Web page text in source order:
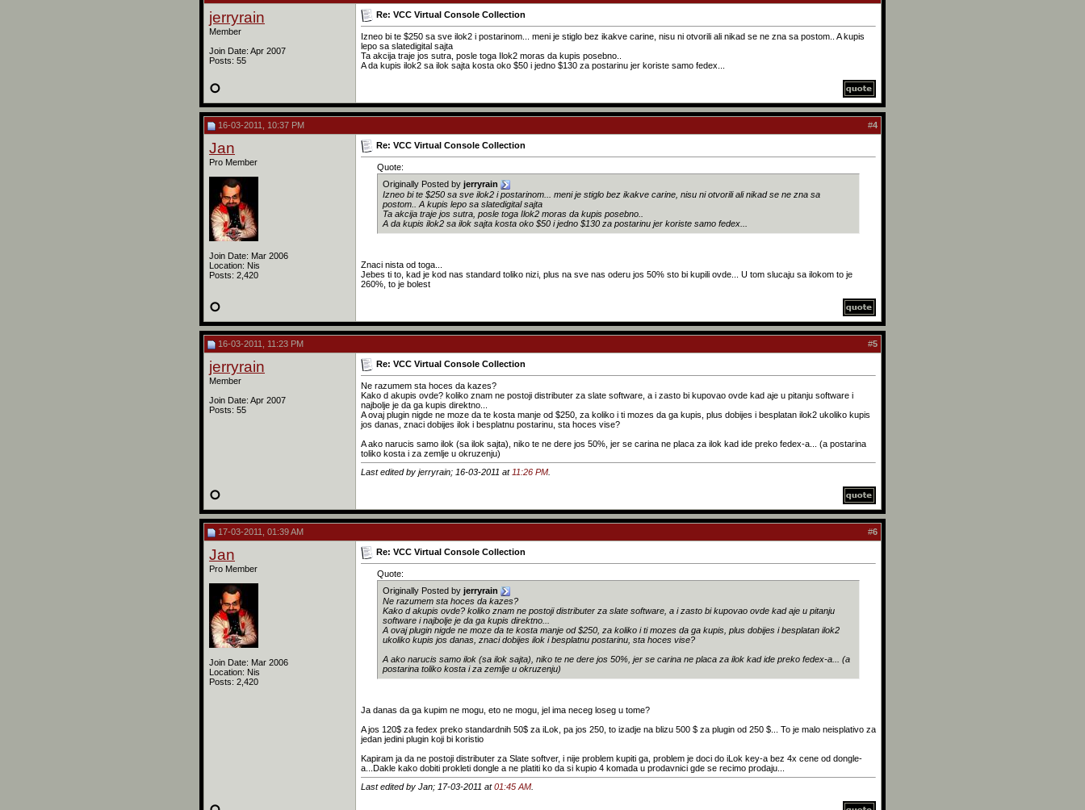
jerryrain
Member
Join Date: Apr 2007
Posts: 55
Re: VCC Virtual Console Collection
Izneo bi te $250 sa sve ilok2 i postarinom... meni je stiglo bez ikakve carine, nisu ni otvorili ali nikad se ne zna sa postom.. A kupis
lepo sa slatedigital sajta
Ta akcija traje jos sutra, posle toga Ilok2 moras da kupis posebno..
A da kupis ilok2 sa ilok sajta kosta oko $50 i jedno $130 za postarinu jer koriste samo fedex...
16-03-2011, 10:37 PM #4
Jan
Pro Member
Join Date: Mar 2006
Location: Nis
Posts: 2,420
Re: VCC Virtual Console Collection
Quote:
Originally Posted by jerryrain
Izneo bi te $250 sa sve ilok2 i postarinom... meni je stiglo bez ikakve carine, nisu ni otvorili ali nikad se ne zna sa
postom.. A kupis lepo sa slatedigital sajta
Ta akcija traje jos sutra, posle toga Ilok2 moras da kupis posebno..
A da kupis ilok2 sa ilok sajta kosta oko $50 i jedno $130 za postarinu jer koriste samo fedex...
Znaci nista od toga...
Jebes ti to, kad je kod nas standard toliko nizi, plus na sve nas oderu jos 50% sto bi kupili ovde... U tom slucaju sa ilokom to je
260%, to je bolest
16-03-2011, 11:23 PM #5
jerryrain
Member
Join Date: Apr 2007
Posts: 55
Re: VCC Virtual Console Collection
Ne razumem sta hoces da kazes?
Kako d akupis ovde? koliko znam ne postoji distributer za slate software, a i zasto bi kupovao ovde kad aje u pitanju software i
najbolje je da ga kupis direktno...
A ovaj plugin nigde ne moze da te kosta manje od $250, za koliko i ti mozes da ga kupis, plus dobijes i besplatan ilok2 ukoliko kupis
jos danas, znaci dobijes ilok i besplatnu postarinu, sta hoces vise?
A ako narucis samo ilok (sa ilok sajta), niko te ne dere jos 50%, jer se carina ne placa za ilok kad ide preko fedex-a... (a postarina
toliko kosta i za zemlje u okruzenju)
Last edited by jerryrain; 16-03-2011 at 11:26 PM
17-03-2011, 01:39 AM #6
Jan
Pro Member
Join Date: Mar 2006
Location: Nis
Posts: 2,420
Re: VCC Virtual Console Collection
Quote:
Originally Posted by jerryrain
Ne razumem sta hoces da kazes?
Kako d akupis ovde? koliko znam ne postoji distributer za slate software, a i zasto bi kupovao ovde kad aje u pitanju
software i najbolje je da ga kupis direktno...
A ovaj plugin nigde ne moze da te kosta manje od $250, za koliko i ti mozes da ga kupis, plus dobijes i besplatan ilok2
ukoliko kupis jos danas, znaci dobijes ilok i besplatnu postarinu, sta hoces vise?
A ako narucis samo ilok (sa ilok sajta), niko te ne dere jos 50%, jer se carina ne placa za ilok kad ide preko fedex-a... (a
postarina toliko kosta i za zemlje u okruzenju)
Ja danas da ga kupim ne mogu, eto ne mogu, jel ima neceg loseg u tome?
A jos 120$ za fedex preko standardnih 50$ za iLok, pa jos 250, to izadje na blizu 500 $ za plugin od 250 $... To je malo neisplativo za
jedan jedini plugin koji bi koristio
Kapiram ja da ne postoji distributer za Slate softver, i nije problem kupiti ga, problem je doci do iLok key-a bez 4x cene od dongle-
a...Dakle kako dobiti prokleti dongle a ne platiti ko da si kupio 4 komada u prodavnici gde se recimo prodaju...
Last edited by Jan; 17-03-2011 at01:45 AM